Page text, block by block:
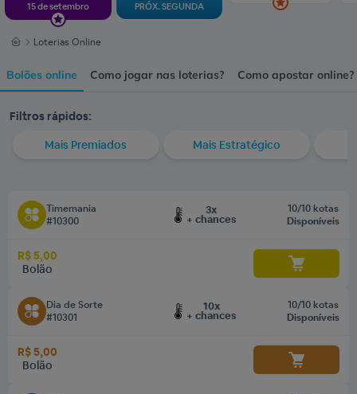
15 de setembro PRÓX. SEGUNDA
Loterias Online
Bolões online Como jogar nas loterias? Como apostar online?
Filtros rápidos:
Mais Premiados
Mais Estratégico
Timemania
#10300
3x
+ chances
10/10 kotas
Disponíveis
R$ 5,00
Bolão
Dia de Sorte
#10301
10x
+ chances
10/10 kotas
Disponíveis
R$ 5,00
Bolão